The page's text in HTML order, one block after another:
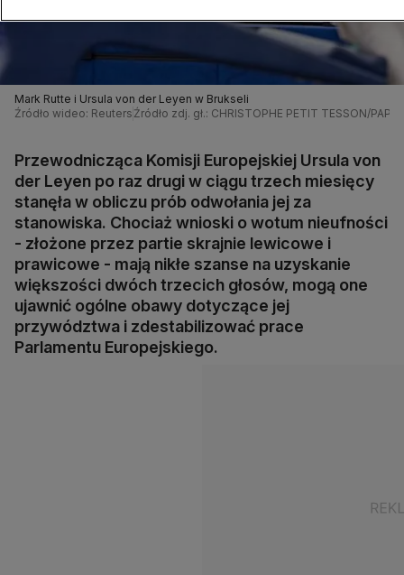
Mark Rutte i Ursula von der Leyen w Brukseli
Źródło wideo: Reuters Źródło zdj. gł.: CHRISTOPHE PETIT TESSON/PAP/
Przewodnicząca Komisji Europejskiej Ursula von
der Leyen po raz drugi w ciągu trzech miesięcy
stanęła w obliczu prób odwołania jej za
stanowiska. Chociaż wnioski o wotum nieufności
- złożone przez partie skrajnie lewicowe i
prawicowe - mają nikłe szanse na uzyskanie
większości dwóch trzecich głosów, mogą one
ujawnić ogólne obawy dotyczące jej
przywództwa i zdestabilizować prace
Parlamentu Europejskiego.